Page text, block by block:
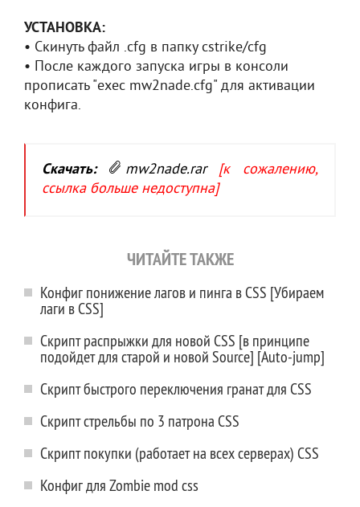
УСТАНОВКА:
• Скинуть файл .cfg в папку cstrike/cfg
• После каждого запуска игры в консоли
прописать "exec mw2nade.cfg" для активации
конфига.
Скачать: mw2nade.rar [к сожалению,
ссылка больше недоступна]
ЧИТАЙТЕ ТАКЖЕ
Конфиг понижение лагов и пинга в CSS [Убираем
лаги в CSS]
Скрипт распрыжки для новой CSS [в принципе
подойдет для старой и новой Source] [Auto-jump]
Скрипт быстрого переключения гранат для CSS
Скрипт стрельбы по 3 патрона CSS
Скрипт покупки (работает на всех серверах) CSS
Конфиг для Zombie mod css